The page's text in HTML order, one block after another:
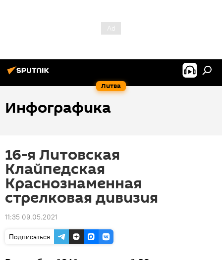
Литва
Инфографика
16-я Литовская
Клайпедская
Краснознаменная
стрелковая дивизия
11:35 09.05.2021
Подписаться